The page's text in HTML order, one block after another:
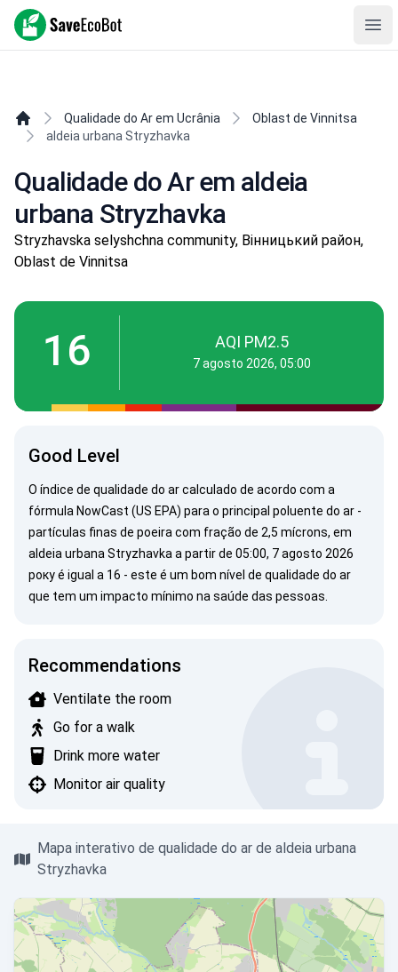
SaveEcoBot
Qualidade do Ar em Ucrânia
Oblast de Vinnitsa
aldeia urbana Stryzhavka
Qualidade do Ar em aldeia
urbana Stryzhavka
Stryzhavska selyshchna community, Вінницький район,
Oblast de Vinnitsa
16 AQI PM2.5
7 agosto 2026, 05:00
Good Level
O índice de qualidade do ar calculado de acordo com a
fórmula NowCast (US EPA) para o principal poluente do ar -
partículas finas de poeira com fração de 2,5 mícrons, em
aldeia urbana Stryzhavka a partir de 05:00, 7 agosto 2026
року é igual a 16 - este é um bom nível de qualidade do ar
que tem um impacto mínimo na saúde das pessoas.
Recommendations
Ventilate the room
Go for a walk
Drink more water
Monitor air quality
Mapa interativo de qualidade do ar de aldeia urbana
Stryzhavka